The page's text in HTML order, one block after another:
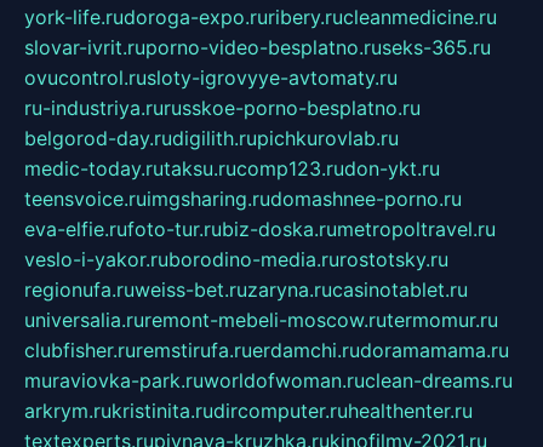
york-life.rudoroga-expo.ruribery.rucleanmedicine.ru
slovar-ivrit.ruporno-video-besplatno.ruseks-365.ru
ovucontrol.rusloty-igrovyye-avtomaty.ru
ru-industriya.rurusskoe-porno-besplatno.ru
belgorod-day.rudigilith.rupichkurovlab.ru
medic-today.rutaksu.rucomp123.rudon-ykt.ru
teensvoice.ruimgsharing.rudomashnee-porno.ru
eva-elfie.rufoto-tur.rubiz-doska.rumetropoltravel.ru
veslo-i-yakor.ruborodino-media.rurostotsky.ru
regionufa.ruweiss-bet.ruzaryna.rucasinotablet.ru
universalia.ruremont-mebeli-moscow.rutermomur.ru
clubfisher.ruremstirufa.ruerdamchi.rudoramamama.ru
muraviovka-park.ruworldofwoman.ruclean-dreams.ru
arkrym.rukristinita.rudircomputer.ruhealthenter.ru
textexperts.rupivnaya-kruzhka.rukinofilmy-2021.ru